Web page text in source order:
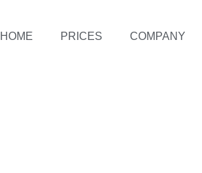
HOME PRICES COMPANY